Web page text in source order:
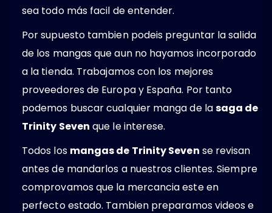
sea todo más facil de entender.
Por supuesto tambien podeis preguntar la salida
de los mangas que aun no hayamos incorporado
a la tienda. Trabajamos con los mejores
proveedores de Europa y España. Por tanto
podemos buscar cualquier manga de lasaga de
Trinity Seven que le interese.
Todos los mangas de Trinity Seven se revisan
antes de mandarlos a nuestros clientes. Siempre
comprovamos que la mercancia este en
perfecto estado. Tambien preparamos videos e